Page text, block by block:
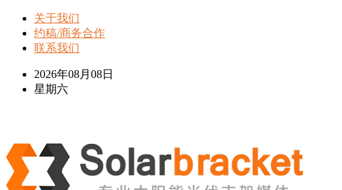
关于我们
约稿/商务合作
联系我们
2026年08月08日
星期六